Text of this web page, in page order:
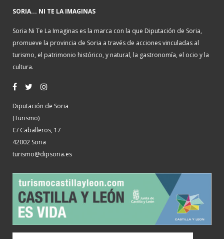
SORIA... NI TE LA IMAGINAS
Soria Ni Te La Imaginas es la marca con la que Diputación de Soria,
promueve la provincia de Soria a través de acciones vinculadas al
turismo, el patrimonio histórico, y natural, la gastronomía, el ocio y la
cultura.
Diputación de Soria
(Turismo)
C/ Caballeros, 17
42002 Soria
turismo@dipsoria.es